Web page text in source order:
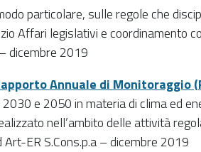
particolare, sulle regole che
Affari legislativi e coordinamento
dicembre 2019
Annuale di Monitoraggio
e 2050 in materia di clima ed
nell’ambito delle attività
ER S.Cons.p.a – dicembre 2019